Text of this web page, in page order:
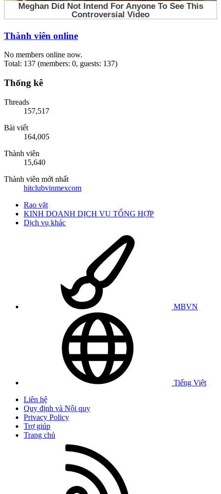
Thành viên online
No members online now.
Total: 137 (members: 0, guests: 137)
Thống kê
Threads
157,517
Bài viết
164,005
Thành viên
15,640
Thành viên mới nhất
hitclubvinmexcom
Rao vặt
KINH DOANH DỊCH VỤ TỔNG HỢP
Dịch vụ khác
MBVN
Tiếng Việt
Liên hệ
Quy định và Nội quy
Privacy Policy
Trợ giúp
Trang chủ